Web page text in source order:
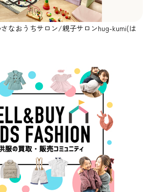
なおうちサロン/親子サロンhug-kumi(は